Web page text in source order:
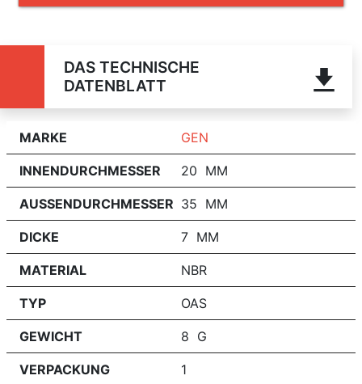
DAS TECHNISCHE
DATENBLATT
MARKE GEN
INNENDURCHMESSER 20 MM
AUSSENDURCHMESSER 35 MM
DICKE 7 MM
MATERIAL NBR
TYP OAS
GEWICHT 8 G
VERPACKUNG 1